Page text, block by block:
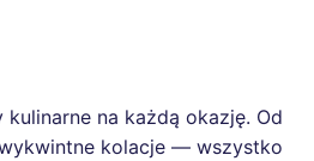
na każdą okazję. Od
kolacje — wszystko